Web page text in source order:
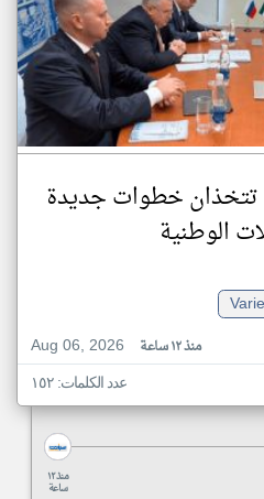
تتخذان خطوات جديدة
الوطنية
Aug 06, 2026
منذ ١٢ ساعة
عدد الكلمات: ١٥٢
منذ ١٢
ساعة